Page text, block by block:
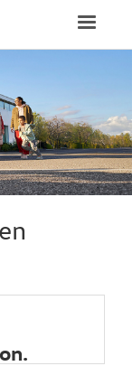
BRUGTE BILER
VÆRKSTED
Toggle